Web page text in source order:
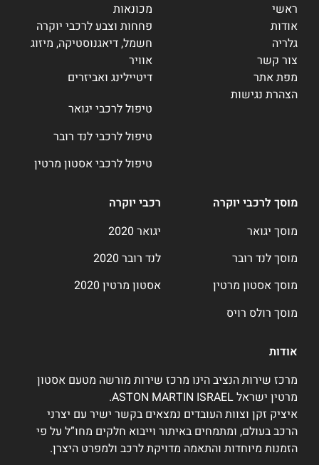
ראשי
אודות
גלריה
צור קשר
מפת אתר
הצהרת נגישות
מכונאות
פחחות וצבע לרכבי יוקרה
חשמל, דיאגנוסטיקה, מיזוג
אוויר
דיטיילינג ואביזרים
טיפול לרכבי יגואר
טיפול לרכבי לנד רובר
טיפול לרכבי אסטון מרטין
מוסך לרכבי יוקרה
מוסך יגואר
מוסך לנד רובר
מוסך אסטון מרטין
מוסך רולס רויס
רכבי יוקרה
יגואר 2020
לנד רובר 2020
אסטון מרטין 2020
אודות
מרכז שירות הנציב הינו מרכז שירות מורשה מטעם אסטון
מרטין ישראל ASTON MARTIN ISRAEL.
איציק זקן וצוות העובדים נמצאים בקשר ישיר עם יצרני
הרכב בעולם, ומתמחים באיתור וייבוא חלקים מחו”ל על פי
הזמנות מיוחדות והתאמה מדויקת לרכב ולמפרט היצרן.